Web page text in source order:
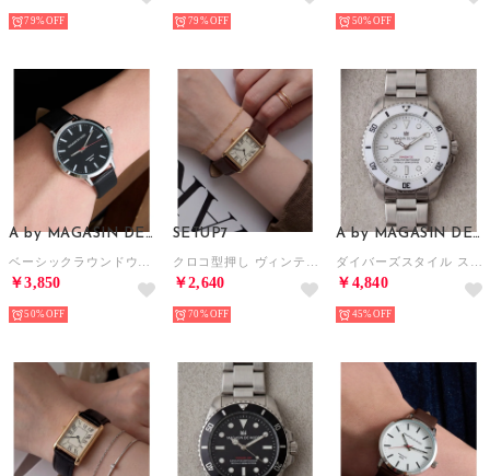
79% 79% 50%
A by MAGASIN DE MODE
￥3,850
50%
SETUP7
￥2,640
70%
A by MAGASIN DE MODE
￥4,840
45%